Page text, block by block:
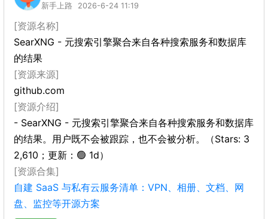
新手上路 2026-6-24 11:19
[资源名称]
SearXNG - 元搜索引擎聚合来自各种搜索服务和数据库
的结果
[资源来源]
github.com
[资源介绍]
- SearXNG - 元搜索引擎聚合来自各种搜索服务和数据库
的结果。用户既不会被跟踪，也不会被分析。（Stars: 3
2,610；更新：🟢 1d）
[资源合集]
自建 SaaS 与私有云服务清单：VPN、相册、文档、网
盘、监控等开源方案